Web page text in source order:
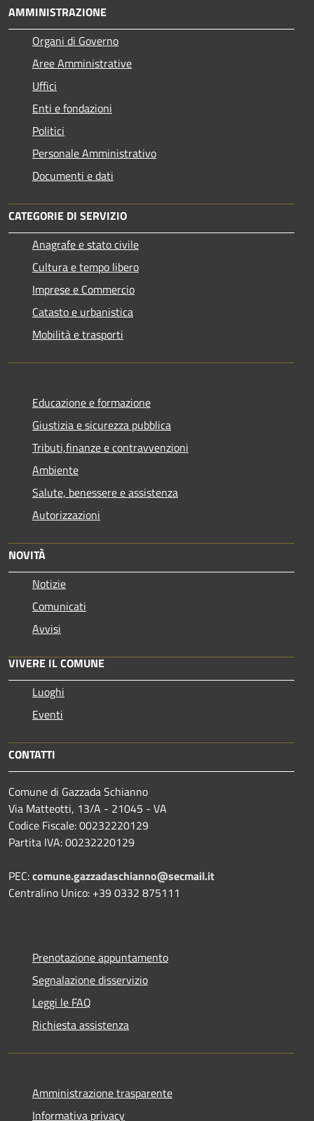
AMMINISTRAZIONE
Organi di Governo
Aree Amministrative
Uffici
Enti e fondazioni
Politici
Personale Amministrativo
Documenti e dati
CATEGORIE DI SERVIZIO
Anagrafe e stato civile
Cultura e tempo libero
Imprese e Commercio
Catasto e urbanistica
Mobilità e trasporti
Educazione e formazione
Giustizia e sicurezza pubblica
Tributi,finanze e contravvenzioni
Ambiente
Salute, benessere e assistenza
Autorizzazioni
NOVITÀ
Notizie
Comunicati
Avvisi
VIVERE IL COMUNE
Luoghi
Eventi
CONTATTI
Comune di Gazzada Schianno
Via Matteotti, 13/A - 21045 - VA
Codice Fiscale: 00232220129
Partita IVA: 00232220129
PEC:comune.gazzadaschianno@secmail.it
Centralino Unico: +39 0332 875111
Prenotazione appuntamento
Segnalazione disservizio
Leggi le FAQ
Richiesta assistenza
Amministrazione trasparente
Informativa privacy